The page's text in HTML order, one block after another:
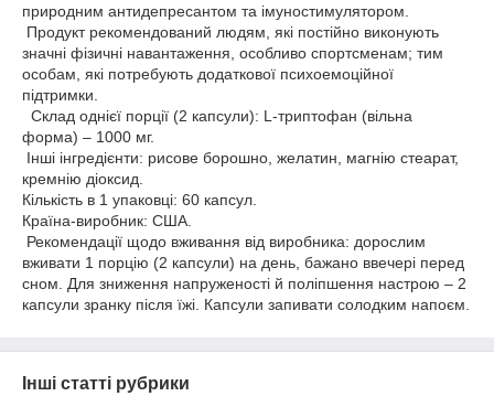
природним антидепресантом та імуностимулятором.
Продукт рекомендований людям, які постійно виконують
значні фізичні навантаження, особливо спортсменам; тим
особам, які потребують додаткової психоемоційної
підтримки.
Склад однієї порції (2 капсули): L-триптофан (вільна
форма) – 1000 мг.
Інші інгредієнти: рисове борошно, желатин, магнію стеарат,
кремнію діоксид.
Кількість в 1 упаковці: 60 капсул.
Країна-виробник: США.
Рекомендації щодо вживання від виробника: дорослим
вживати 1 порцію (2 капсули) на день, бажано ввечері перед
сном. Для зниження напруженості й поліпшення настрою – 2
капсули зранку після їжі. Капсули запивати солодким напоєм.
Інші статті рубрики